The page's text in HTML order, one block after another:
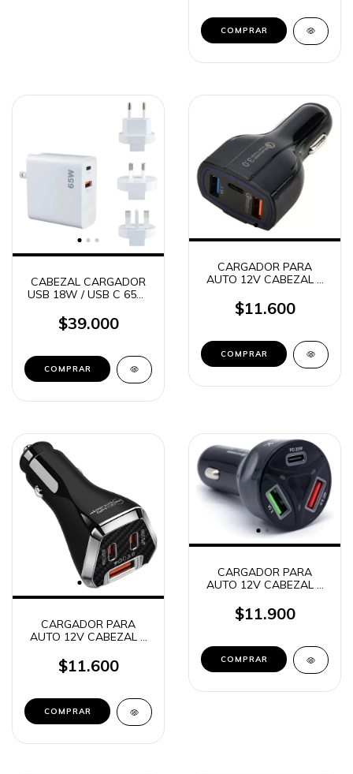
CABEZAL CARGADOR
USB 18W / USB C 65W
INTERNACIONAL QC3.0
CDQ-090
$39.000
CARGADOR PARA
AUTO 12V CABEZAL 2
7.6A KOSMO
$11.600
CARGADOR PARA
AUTO 12V CABEZAL 1
TIME CAR-53004
$11.600
CARGADOR PARA
AUTO 12V CABEZAL 2
G131
$11.900